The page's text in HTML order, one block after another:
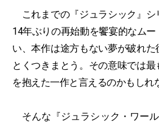
これまでの『ジュラシック』シ
14年ぶりの再始動を饗宴的なム
い、本作は途方もない夢が破れ
とくつきまとう。その意味では
を抱えた一作と言えるのかもしれ
そんな『ジュラシック・ワー